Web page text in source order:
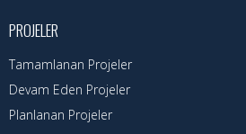
Kadın
PROJELER
Tamamlanan Projeler
Devam Eden Projeler
Planlanan Projeler